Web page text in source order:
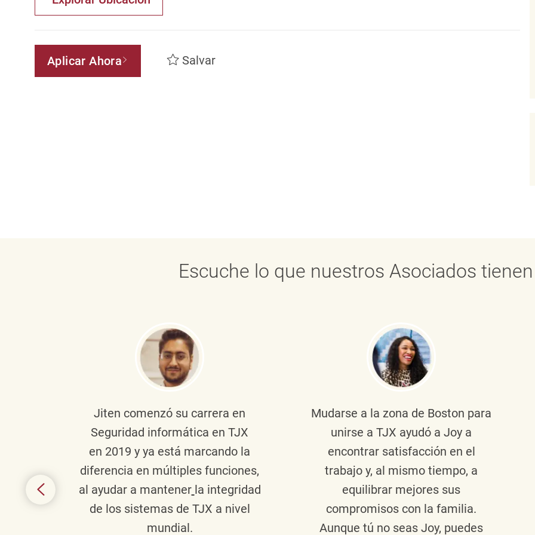
Aplicar Ahora Salvar
Escuche lo que nuestros Asociados
Jiten comenzó su carrera en
Seguridad informática en TJX
en 2019 y ya está marcando la
diferencia en múltiples funciones,
al ayudar a mantener la integridad
de los sistemas de TJX a nivel
mundial.
Mudarse a la zona de Boston para
unirse a TJX ayudó a Joy a
encontrar satisfacción en el
trabajo y, al mismo tiempo, a
equilibrar mejores sus
compromisos con la familia.
Aunque tú no seas Joy, puedes